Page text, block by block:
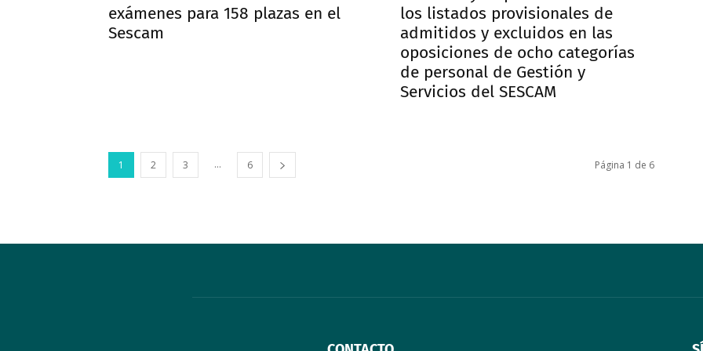
exámenes para 158 plazas en el
Sescam
los listados provisionales de
admitidos y excluidos en las
oposiciones de ocho categorías
de personal de Gestión y
Servicios del SESCAM
1 2 3 ... 6 Página 1 de 6